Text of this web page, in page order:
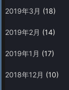
2019年3月 (18)
2019年2月 (14)
2019年1月 (17)
2018年12月 (10)